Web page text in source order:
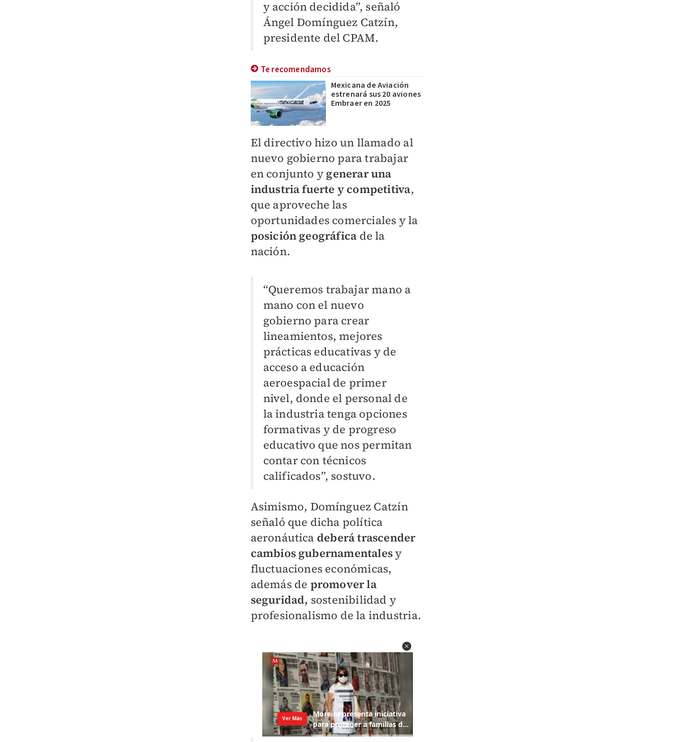
y acción decidida”, señaló
Ángel Domínguez Catzín,
presidente del CPAM.
Te recomendamos
Mexicana de Aviación
estrenará sus 20 aviones
Embraer en 2025
El directivo hizo un llamado al
nuevo gobierno para trabajar
en conjunto y generar una
industria fuerte y competitiva,
que aproveche las
oportunidades comerciales y la
posición geográfica de la
nación.
“Queremos trabajar mano a
mano con el nuevo
gobierno para crear
lineamientos, mejores
prácticas educativas y de
acceso a educación
aeroespacial de primer
nivel, donde el personal de
la industria tenga opciones
formativas y de progreso
educativo que nos permitan
contar con técnicos
calificados”, sostuvo.
Asimismo, Domínguez Catzín
señaló que dicha política
aeronáutica deberá trascender
cambios gubernamentalesy
fluctuaciones económicas,
además de promover la
seguridad, sostenibilidad y
profesionalismo de la industria.